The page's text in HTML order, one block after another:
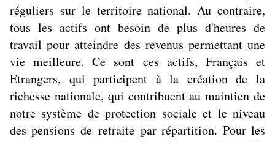
réguliers sur le territoire national. Au contraire,
tous les actifs ont besoin de plus d'heures de
travail pour atteindre des revenus permettant une
vie meilleure. Ce sont ces actifs, Français et
Etrangers, qui participent à la création de la
richesse nationale, qui contribuent au maintien de
notre système de protection sociale et le niveau
des pensions de retraite par répartition. Pour les